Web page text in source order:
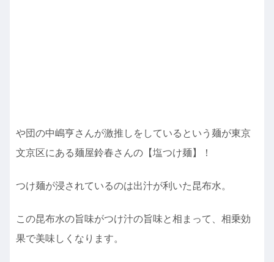
や団の中嶋亨さんが激推しをしているという麺が東京
文京区にある麺屋鈴春さんの【塩つけ麺】！
つけ麺が浸されているのは出汁が利いた昆布水。
この昆布水の旨味がつけ汁の旨味と相まって、相乗効
果で美味しくなります。